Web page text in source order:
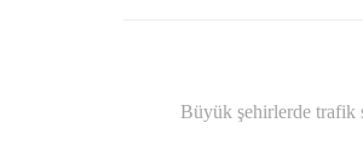
Büyük şehirlerde trafik